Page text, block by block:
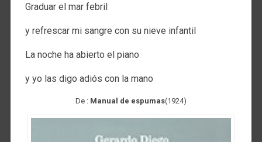
Graduar el mar febril
y refrescar mi sangre con su nieve infantil
La noche ha abierto el piano
y yo las digo adiós con la mano
De : Manual de espumas(1924)